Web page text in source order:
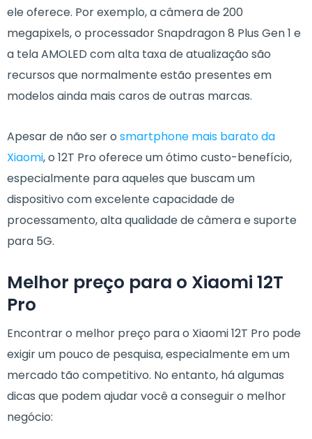
ele oferece. Por exemplo, a câmera de 200
megapixels, o processador Snapdragon 8 Plus Gen 1 e
a tela AMOLED com alta taxa de atualização são
recursos que normalmente estão presentes em
modelos ainda mais caros de outras marcas.
Apesar de não ser o smartphone mais barato da
Xiaomi, o 12T Pro oferece um ótimo custo-benefício,
especialmente para aqueles que buscam um
dispositivo com excelente capacidade de
processamento, alta qualidade de câmera e suporte
para 5G.
Melhor preço para o Xiaomi 12T
Pro
Encontrar o melhor preço para o Xiaomi 12T Pro pode
exigir um pouco de pesquisa, especialmente em um
mercado tão competitivo. No entanto, há algumas
dicas que podem ajudar você a conseguir o melhor
negócio: